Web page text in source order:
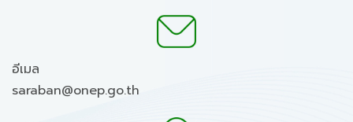
อีเมล
saraban@onep.go.th